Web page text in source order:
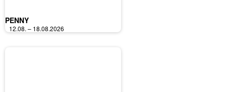
PENNY
12.08. – 18.08.2026